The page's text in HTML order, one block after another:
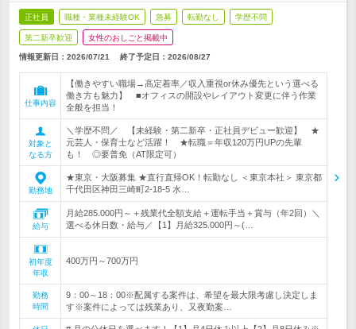
正社員 職種・業種未経験OK 急募 転勤なし 学歴不問
第二新卒歓迎 女性のおしごと掲載中
情報更新日：2026/07/21 終了予定日： 2026/08/27
仕事内容
【働きやすい職場→高定着率／収入重視or休み優先という選べる
働き方も魅力】 ■オフィスの開設やレイアウト変更に伴う作業
全般を担当！
対象と
なる方
＼学歴不問／ 【未経験・第二新卒・正社員デビュー歓迎】 ★
元芸人・保育士など活躍！ ★転職＝年収120万円UPの先輩
も！ ◎要普免（AT限定可）
勤務地
★東京・大阪募集 ★直行直帰OK！転勤なし ＜東京本社＞ 東京都
千代田区神田三崎町2-18-5 水…
給与
月給285.000円～＋残業代全額支給＋運転手当＋賞与（年2回）＼
選べる休日数・給与／【1】月給325.000円～(…
初年度
年収
400万円～700万円
勤務
時間
9：00～18：00※配属する案件は、希望を最大限考慮し決定しま
す※案件によっては残業あり、又夜勤案…